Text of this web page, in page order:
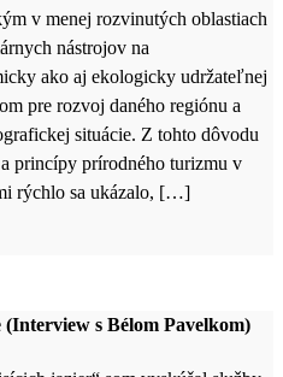
v menej rozvinutých oblastiach
nástrojov na
ako aj ekologicky udržateľnej
pre rozvoj daného regiónu a
situácie. Z tohto dôvodu
princípy prírodného turizmu v
rýchlo sa ukázalo, […]
s Bélom Pavelkom)